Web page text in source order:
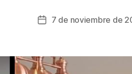
Fecha
entrada
7 de noviembre de